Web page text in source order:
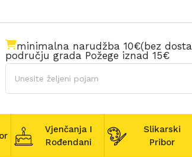
minimalna narudžba 10€(bez
području grada Požege iznad 15€
Vjenčanja I
Rođendani
Slikarski
Pribor